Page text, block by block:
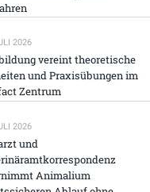
2026
vereint theoretische
und Praxisübungen im
Zentrum
2026
und
Animalium